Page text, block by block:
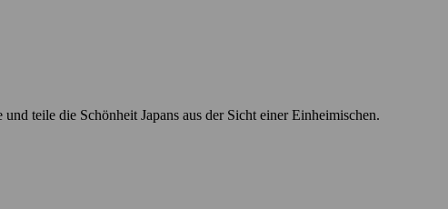
teile die Schönheit Japans aus der Sicht einer Einheimischen.